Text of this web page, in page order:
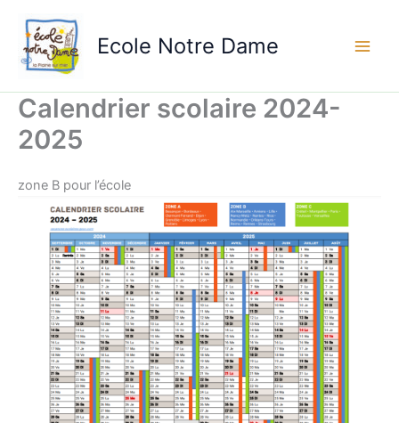
contenu
Ecole Notre Dame
Calendrier scolaire 2024-
2025
zone B pour l’école